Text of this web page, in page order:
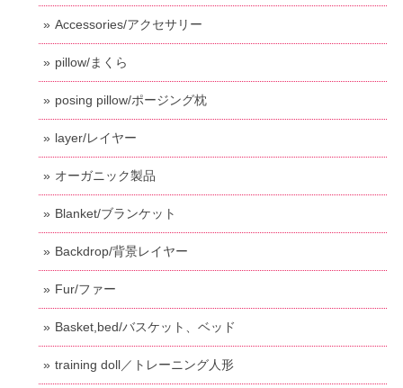
Accessories/アクセサリー
pillow/まくら
posing pillow/ポージング枕
layer/レイヤー
オーガニック製品
Blanket/ブランケット
Backdrop/背景レイヤー
Fur/ファー
Basket,bed/バスケット、ベッド
training doll／トレーニング人形